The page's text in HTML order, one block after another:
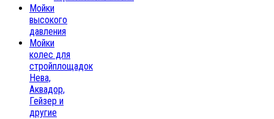
Мойки
высокого
давления
Мойки
колес для
стройплощадок
Нева,
Аквадор,
Гейзер и
другие